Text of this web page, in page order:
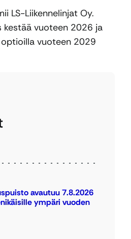
LS-Liikennelinjat Oy.
kestää vuoteen 2026 ja
vuoteen 2029
avautuu 7.8.2026
ympäri vuoden